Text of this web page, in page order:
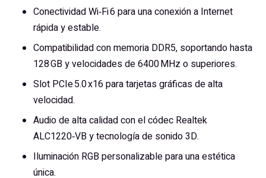
Conectividad Wi‑Fi 6 para una conexión a Internet
rápida y estable.
Compatibilidad con memoria DDR5, soportando hasta
128 GB y velocidades de 6400 MHz o superiores.
Slot PCIe 5.0 x16 para tarjetas gráficas de alta
velocidad.
Audio de alta calidad con el códec Realtek
ALC1220‑VB y tecnología de sonido 3D.
Iluminación RGB personalizable para una estética
única.